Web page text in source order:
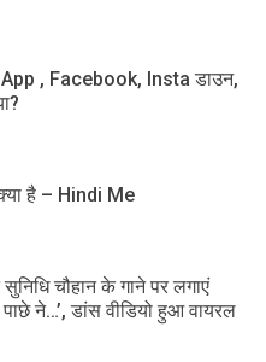
, Facebook, Insta डाउन,
है – Hindi Me
सुनिधि चौहान के गाने पर लगाएं
ने…’, डांस वीडियो हुआ वायरल